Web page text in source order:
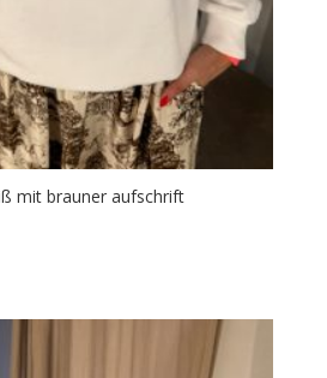
mit brauner aufschrift